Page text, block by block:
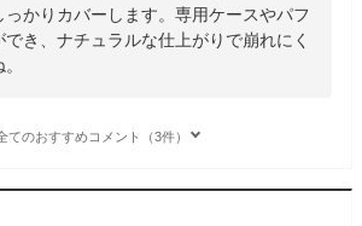
っかりカバーします。専用ケースやパフ
き、ナチュラルな仕上がりで崩れにく
てのおすすめコメント（3件）